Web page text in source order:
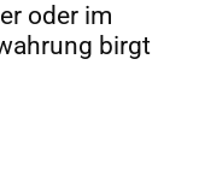
oder im
birgt